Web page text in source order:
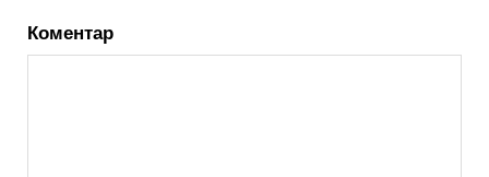
Коментар